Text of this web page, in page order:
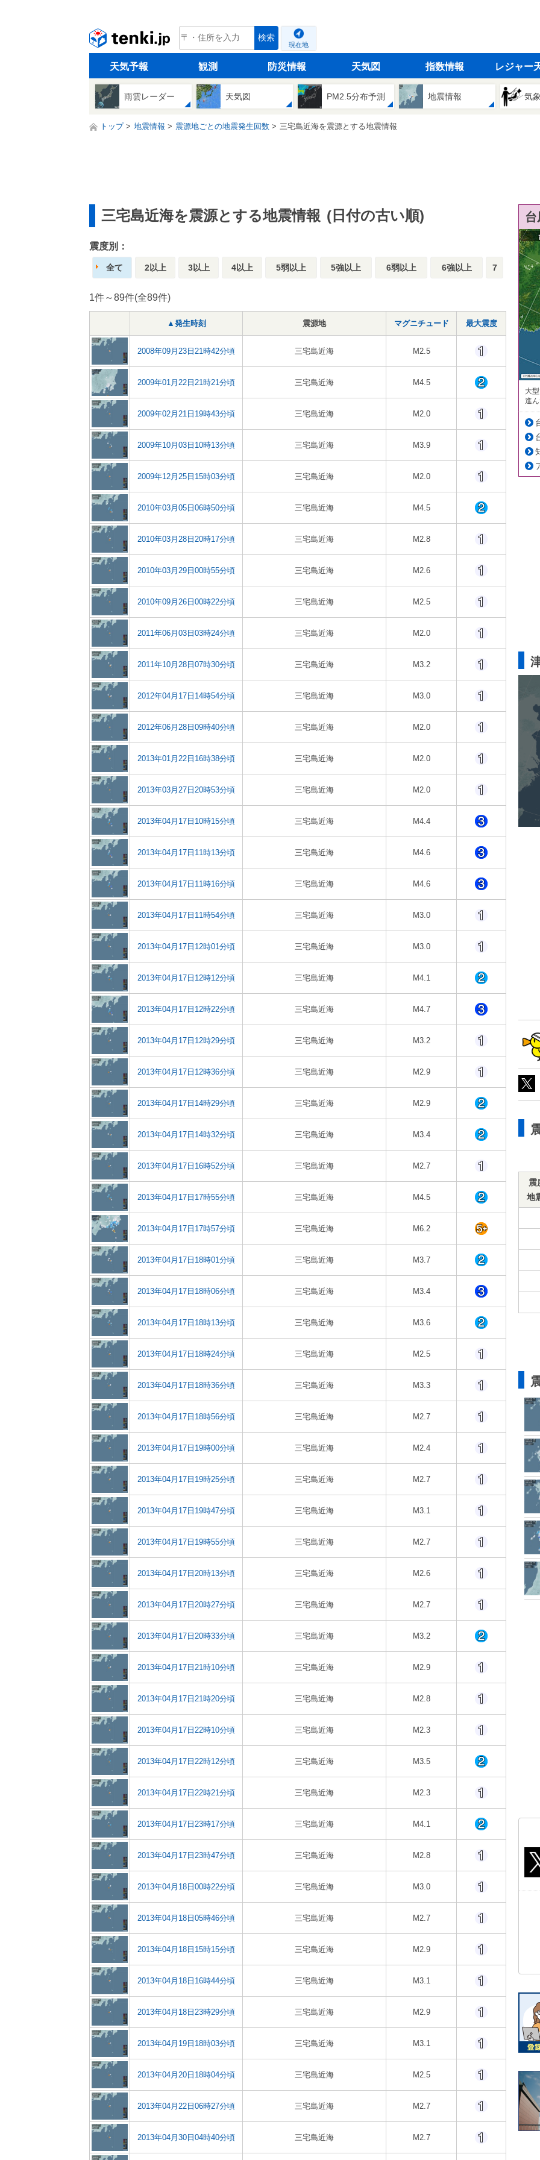
tenki.jp 検索
現在地
天気予報 観測 防災情報 天気図 指数情報 レジャー
雨雲レーダー 天気図 PM2.5分布予測 地震情報 気
トップ 地震情報 震源地ごとの地震発生回数 三宅島近海を震源とする地震情報
三宅島近海を震源とする地震情報 (日付の古い順)
震度別：
全て 2以上 3以上 4以上 5弱以上 5強以上 6弱以上 6強以上 7
1件～89件(全89件)
▲発生時刻 震源地 マグニチュード 最大震度
2008年09月23日21時42分頃 三宅島近海 M2.5
2009年01月22日21時21分頃 三宅島近海 M4.5
2009年02月21日19時43分頃 三宅島近海 M2.0
2009年10月03日10時13分頃 三宅島近海 M3.9
2009年12月25日15時03分頃 三宅島近海 M2.0
2010年03月05日06時50分頃 三宅島近海 M4.5
2010年03月28日20時17分頃 三宅島近海 M2.8
2010年03月29日00時55分頃 三宅島近海 M2.6
2010年09月26日00時22分頃 三宅島近海 M2.5
2011年06月03日03時24分頃 三宅島近海 M2.0
2011年10月28日07時30分頃 三宅島近海 M3.2
2012年04月17日14時54分頃 三宅島近海 M3.0
2012年06月28日09時40分頃 三宅島近海 M2.0
2013年01月22日16時38分頃 三宅島近海 M2.0
2013年03月27日20時53分頃 三宅島近海 M2.0
2013年04月17日10時15分頃 三宅島近海 M4.4
2013年04月17日11時13分頃 三宅島近海 M4.6
2013年04月17日11時16分頃 三宅島近海 M4.6
2013年04月17日11時54分頃 三宅島近海 M3.0
2013年04月17日12時01分頃 三宅島近海 M3.0
2013年04月17日12時12分頃 三宅島近海 M4.1
2013年04月17日12時22分頃 三宅島近海 M4.7
2013年04月17日12時29分頃 三宅島近海 M3.2
2013年04月17日12時36分頃 三宅島近海 M2.9
2013年04月17日14時29分頃 三宅島近海 M2.9
2013年04月17日14時32分頃 三宅島近海 M3.4
2013年04月17日16時52分頃 三宅島近海 M2.7
2013年04月17日17時55分頃 三宅島近海 M4.5
2013年04月17日17時57分頃 三宅島近海 M6.2
2013年04月17日18時01分頃 三宅島近海 M3.7
2013年04月17日18時06分頃 三宅島近海 M3.4
2013年04月17日18時13分頃 三宅島近海 M3.6
2013年04月17日18時24分頃 三宅島近海 M2.5
2013年04月17日18時36分頃 三宅島近海 M3.3
2013年04月17日18時56分頃 三宅島近海 M2.7
2013年04月17日19時00分頃 三宅島近海 M2.4
2013年04月17日19時25分頃 三宅島近海 M2.7
2013年04月17日19時47分頃 三宅島近海 M3.1
2013年04月17日19時55分頃 三宅島近海 M2.7
2013年04月17日20時13分頃 三宅島近海 M2.6
2013年04月17日20時27分頃 三宅島近海 M2.7
2013年04月17日20時33分頃 三宅島近海 M3.2
2013年04月17日21時10分頃 三宅島近海 M2.9
2013年04月17日21時20分頃 三宅島近海 M2.8
2013年04月17日22時10分頃 三宅島近海 M2.3
2013年04月17日22時12分頃 三宅島近海 M3.5
2013年04月17日22時21分頃 三宅島近海 M2.3
2013年04月17日23時17分頃 三宅島近海 M4.1
2013年04月17日23時47分頃 三宅島近海 M2.8
2013年04月18日00時22分頃 三宅島近海 M3.0
2013年04月18日05時46分頃 三宅島近海 M2.7
2013年04月18日15時15分頃 三宅島近海 M2.9
2013年04月18日16時44分頃 三宅島近海 M3.1
2013年04月18日23時29分頃 三宅島近海 M2.9
2013年04月19日18時03分頃 三宅島近海 M3.1
2013年04月20日18時04分頃 三宅島近海 M2.5
2013年04月22日06時27分頃 三宅島近海 M2.7
2013年04月30日04時40分頃 三宅島近海 M2.7
大
進
震
地